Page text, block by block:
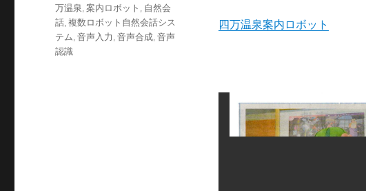
四万温泉案内ロボット
万温泉,案内ロボット , 自然会
話,複数ロボット自然会話シス
テム,音声入力,音声合成,音声
認識